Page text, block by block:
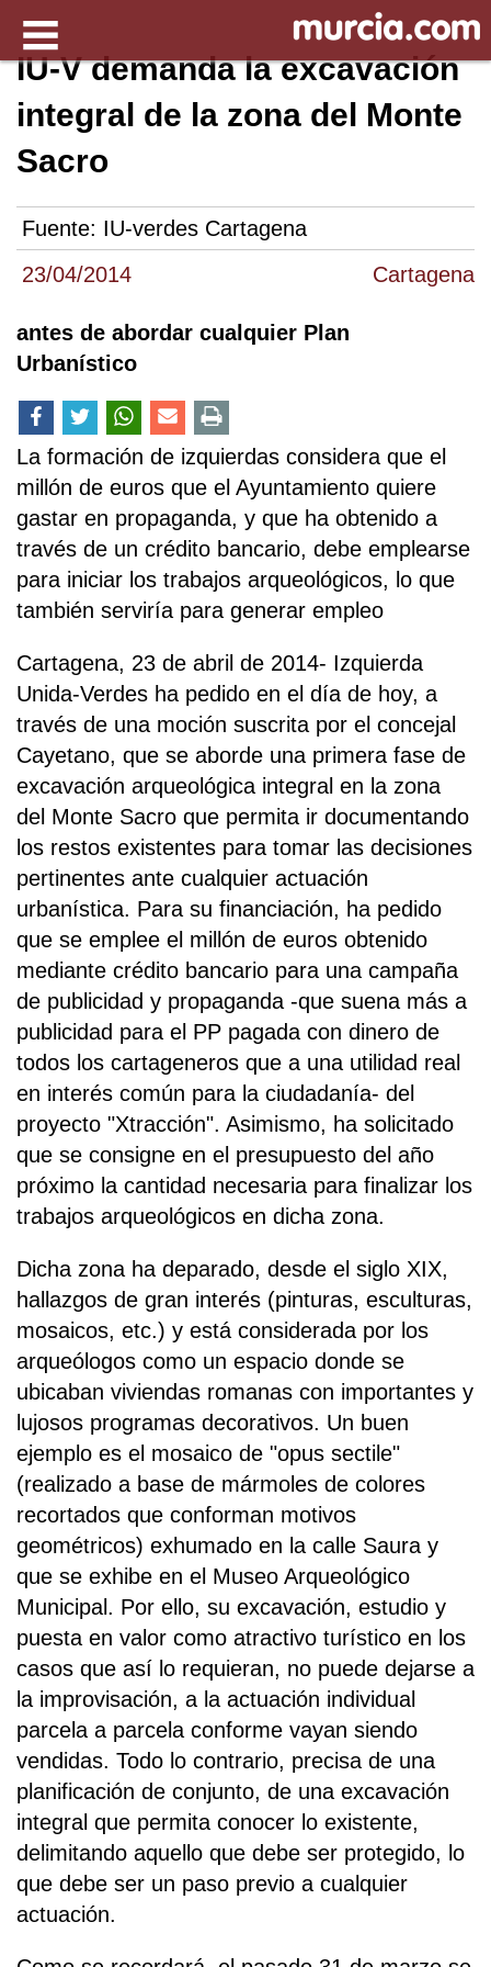
23/04/2014 Cartagena
IU-V demanda la excavación
integral de la zona del Monte
Sacro
Fuente: IU-verdes Cartagena
antes de abordar cualquier Plan
Urbanístico
La formación de izquierdas considera que el
millón de euros que el Ayuntamiento quiere
gastar en propaganda, y que ha obtenido a
través de un crédito bancario, debe emplearse
para iniciar los trabajos arqueológicos, lo que
también serviría para generar empleo
Cartagena, 23 de abril de 2014- Izquierda
Unida-Verdes ha pedido en el día de hoy, a
través de una moción suscrita por el concejal
Cayetano, que se aborde una primera fase de
excavación arqueológica integral en la zona
del Monte Sacro que permita ir documentando
los restos existentes para tomar las decisiones
pertinentes ante cualquier actuación
urbanística. Para su financiación, ha pedido
que se emplee el millón de euros obtenido
mediante crédito bancario para una campaña
de publicidad y propaganda -que suena más a
publicidad para el PP pagada con dinero de
todos los cartageneros que a una utilidad real
en interés común para la ciudadanía- del
proyecto "Xtracción". Asimismo, ha solicitado
que se consigne en el presupuesto del año
próximo la cantidad necesaria para finalizar los
trabajos arqueológicos en dicha zona.
Dicha zona ha deparado, desde el siglo XIX,
hallazgos de gran interés (pinturas, esculturas,
mosaicos, etc.) y está considerada por los
arqueólogos como un espacio donde se
ubicaban viviendas romanas con importantes y
lujosos programas decorativos. Un buen
ejemplo es el mosaico de "opus sectile"
(realizado a base de mármoles de colores
recortados que conforman motivos
geométricos) exhumado en la calle Saura y
que se exhibe en el Museo Arqueológico
Municipal. Por ello, su excavación, estudio y
puesta en valor como atractivo turístico en los
casos que así lo requieran, no puede dejarse a
la improvisación, a la actuación individual
parcela a parcela conforme vayan siendo
vendidas. Todo lo contrario, precisa de una
planificación de conjunto, de una excavación
integral que permita conocer lo existente,
delimitando aquello que debe ser protegido, lo
que debe ser un paso previo a cualquier
actuación.